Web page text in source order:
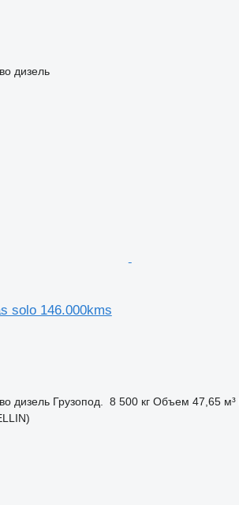
дизель
solo 146.000kms
дизель Грузопод. 8 500 кг Объем 47,65 м³